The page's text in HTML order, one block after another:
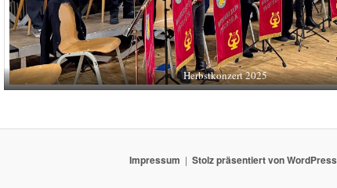
Herbstkonzert 2025
Impressum Stolz präsentiert von WordPress